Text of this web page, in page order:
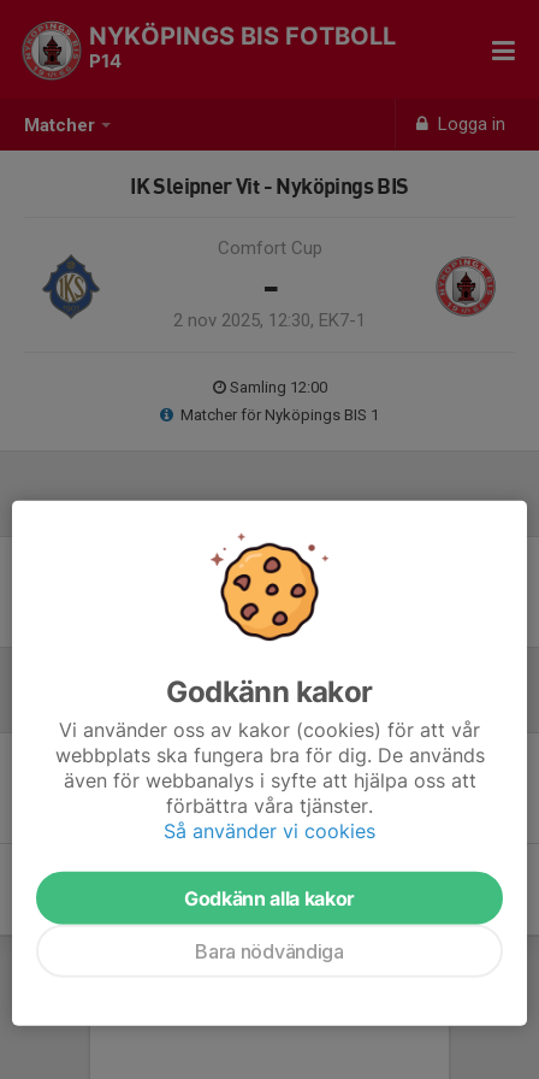
Matcher Logga in
NYKÖPINGS BIS FOTBOLL
P14
IK Sleipner Vit - Nyköpings BIS
Comfort Cup
-
2 nov 2025, 12:30, EK7-1
Samling 12:00
Matcher för Nyköpings BIS 1
Laguppställning
Ingen uppställning ifylld
Inget referat skrivet
Godkänn kakor
Vi använder oss av kakor (cookies) för att vår
webbplats ska fungera bra för dig. De används
även för webbanalys i syfte att hjälpa oss att
förbättra våra tjänster.
Så använder vi cookies
Godkänn alla kakor
Bara nödvändiga